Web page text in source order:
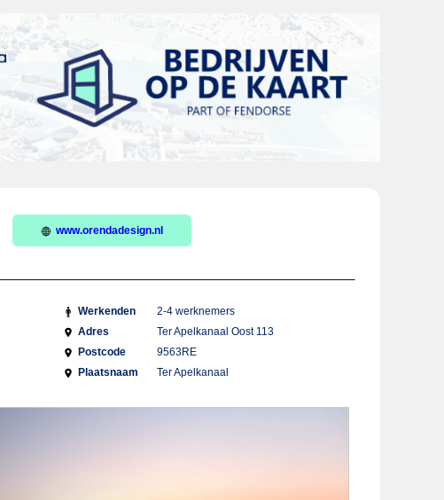
www.orendadesign.nl
Werkenden
2-4 werknemers
Adres
Ter Apelkanaal Oost 113
Postcode
9563RE
Plaatsnaam
Ter Apelkanaal